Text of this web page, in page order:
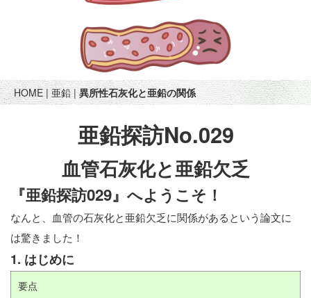
HOME|亜鉛|異所性石灰化と亜鉛の関係
亜鉛探訪No.029
血管石灰化と亜鉛欠乏
『亜鉛探訪029』へようこそ！
なんと、血管の石灰化と亜鉛欠乏に関係があるという論文に
は驚きました！
1. はじめに
要点